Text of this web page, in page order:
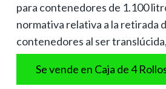
para contenedores de 1.100
normativa relativa a la retirada
contenedores al ser
Se vende en Caja de 4